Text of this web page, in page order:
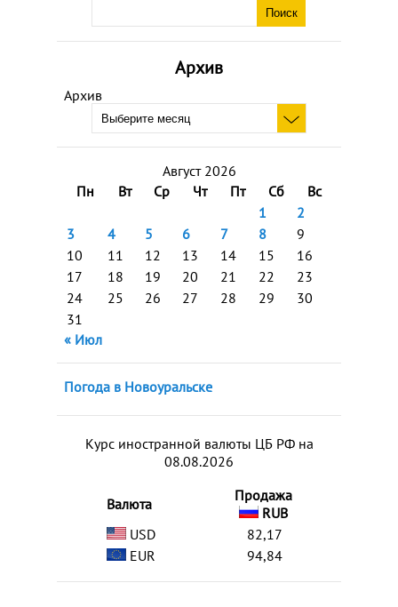
Архив
Архив
Август 2026
Пн
Вт Ср Чт Пт Сб
Вс
1
2
3
4 5 6 7 8
9
10
11 12 13 14 15
16
17
18 19 20 21 22
23
24
25 26 27 28 29
30
31
« Июл
Погода в Новоуральске
Курс иностранной валюты ЦБ РФ на
08.08.2026
Валюта
Продажа
RUB
USD
82,17
EUR
94,84